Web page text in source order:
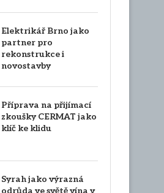
Elektrikář Brno jako
partner pro
rekonstrukce i
novostavby
Příprava na přijímací
zkoušky CERMAT jako
klíč ke klidu
Syrah jako výrazná
odrůda ve světě vína v